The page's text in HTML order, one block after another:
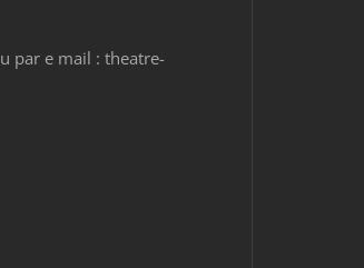
par e mail : theatre-